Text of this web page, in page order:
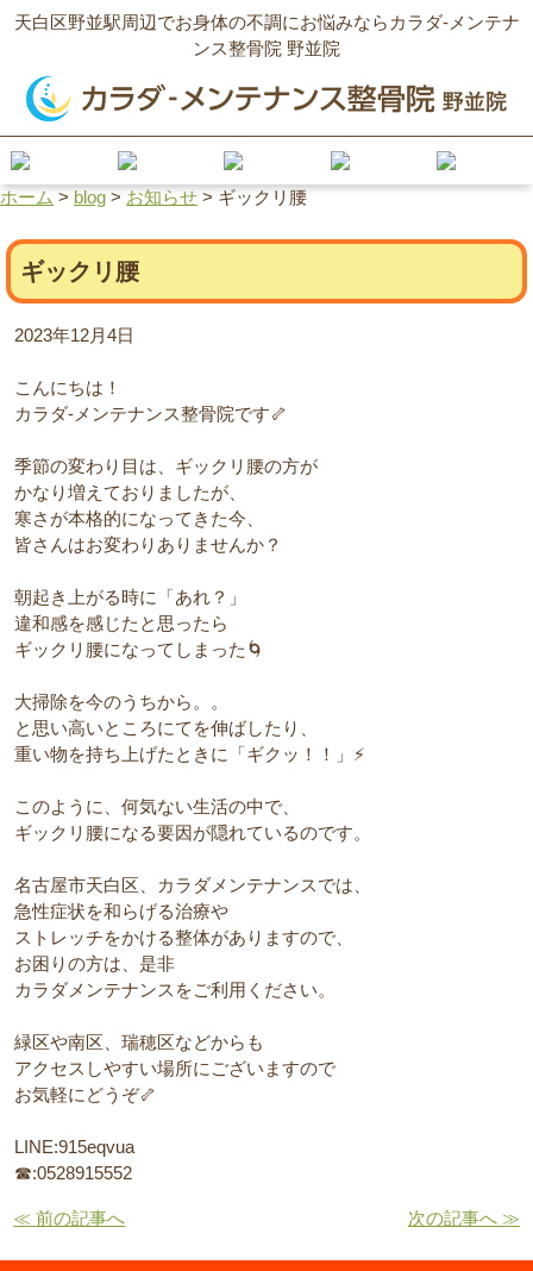
天白区野並駅周辺でお身体の不調にお悩みならカラダ‐メンテナ
ンス整骨院 野並院
ホーム > blog > お知らせ > ギックリ腰
ギックリ腰
2023年12月4日
こんにちは！
カラダ‐メンテナンス整骨院です🦴
季節の変わり目は、ギックリ腰の方が
かなり増えておりましたが、
寒さが本格的になってきた今、
皆さんはお変わりありませんか？
朝起き上がる時に「あれ？」
違和感を感じたと思ったら
ギックリ腰になってしまった🌀
大掃除を今のうちから。。
と思い高いところにてを伸ばしたり、
重い物を持ち上げたときに「ギクッ！！」⚡
このように、何気ない生活の中で、
ギックリ腰になる要因が隠れているのです。
名古屋市天白区、カラダメンテナンスでは、
急性症状を和らげる治療や
ストレッチをかける整体がありますので、
お困りの方は、是非
カラダメンテナンスをご利用ください。
緑区や南区、瑞穂区などからも
アクセスしやすい場所にございますので
お気軽にどうぞ🦴
LINE:915eqvua
☎:0528915552
≪ 前の記事へ 次の記事へ ≫